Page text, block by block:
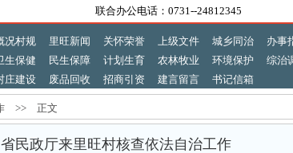
联合办公电话：0731--24812345
况村规 里旺新闻 关怀荣誉 上级文件 城乡同治 办事
生保健 民生保障 计划生育 农林牧业 环境保护 综治
庄建设 废品回收 招商引资 建言留言 书记信箱
作 >> 正文
省民政厅来里旺村核查依法自治工作